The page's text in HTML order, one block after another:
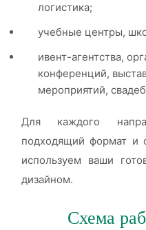
логистика;
учебные центры,
ивент-агентства,
конференций,
мероприятий,
Для каждого
подходящий формат и
используем ваши
дизайном.
Схема